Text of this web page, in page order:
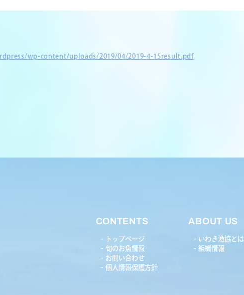
wp-content/uploads/2019/04/2019-4-15result.pdf
CONTENTS
トップページ
旬のお魚情報
お問い合わせ
個人情報保護方針
ABOUT US
いわき漁協とは
組織情報